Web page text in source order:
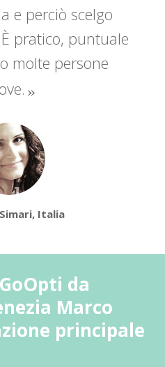
e perciò scelgo
pratico, puntuale
molte persone
Italia
da
Marco
principale